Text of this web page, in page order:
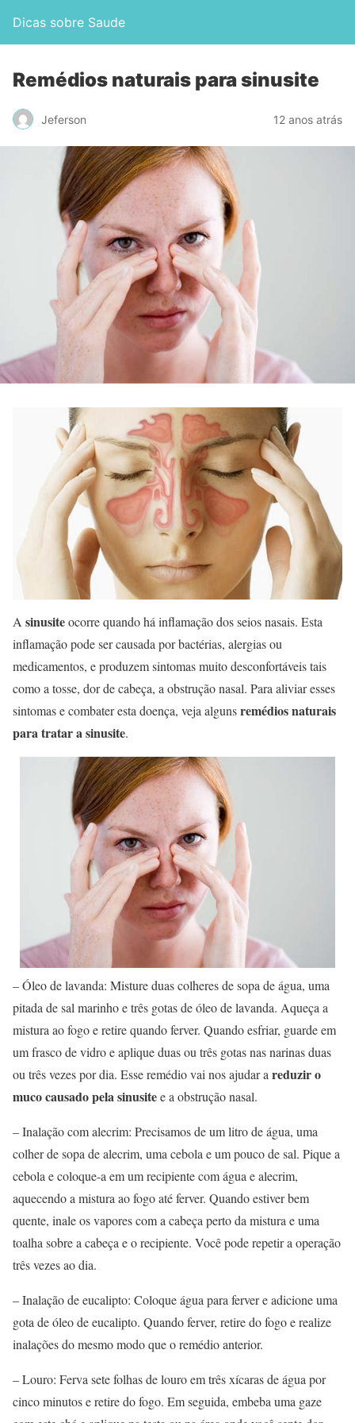
Dicas sobre Saude
Remédios naturais para sinusite
Jeferson 12 anos atrás
A sinusiteocorre quando há inflamação dos seios nasais. Esta
inflamação pode ser causada por bactérias, alergias ou
medicamentos, e produzem sintomas muito desconfortáveis ​​tais
como a tosse, dor de cabeça, a obstrução nasal. Para aliviar esses
sintomas e combater esta doença, veja algunsremédios naturais
para tratar a sinusite.
– Óleo de lavanda: Misture duas colheres de sopa de água, uma
pitada de sal marinho e três gotas de óleo de lavanda. Aqueça a
mistura ao fogo e retire quando ferver. Quando esfriar, guarde em
um frasco de vidro e aplique duas ou três gotas nas narinas duas
ou três vezes por dia. Esse remédio vai nos ajudar a reduzir o
muco causado pela sinusitee a obstrução nasal.
– Inalação com alecrim: Precisamos de um litro de água, uma
colher de sopa de alecrim, uma cebola e um pouco de sal. Pique a
cebola e coloque-a em um recipiente com água e alecrim,
aquecendo a mistura ao fogo até ferver. Quando estiver bem
quente, inale os vapores com a cabeça perto da mistura e uma
toalha sobre a cabeça e o recipiente. Você pode repetir a operação
três vezes ao dia.
– Inalação de eucalipto: Coloque água para ferver e adicione uma
gota de óleo de eucalipto. Quando ferver, retire do fogo e realize
inalações do mesmo modo que o remédio anterior.
– Louro: Ferva sete folhas de louro em três xícaras de água por
cinco minutos e retire do fogo. Em seguida, embeba uma gaze